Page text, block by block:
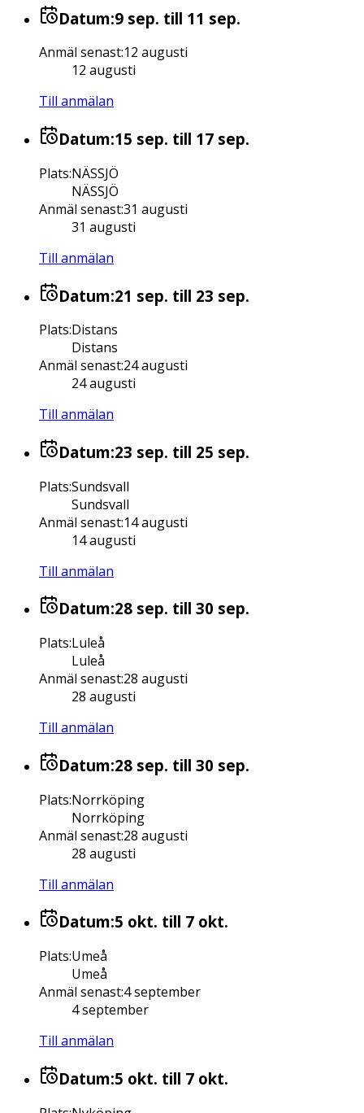
Datum:9 sep. till 11 sep.
Anmäl senast:12 augusti
12 augusti
Till anmälan
Datum:15 sep. till 17 sep.
Plats:NÄSSJÖ
NÄSSJÖ
Anmäl senast:31 augusti
31 augusti
Till anmälan
Datum:21 sep. till 23 sep.
Plats:Distans
Distans
Anmäl senast:24 augusti
24 augusti
Till anmälan
Datum:23 sep. till 25 sep.
Plats:Sundsvall
Sundsvall
Anmäl senast:14 augusti
14 augusti
Till anmälan
Datum:28 sep. till 30 sep.
Plats:Luleå
Luleå
Anmäl senast:28 augusti
28 augusti
Till anmälan
Datum:28 sep. till 30 sep.
Plats:Norrköping
Norrköping
Anmäl senast:28 augusti
28 augusti
Till anmälan
Datum:5 okt. till 7 okt.
Plats:Umeå
Umeå
Anmäl senast:4 september
4 september
Till anmälan
Datum:5 okt. till 7 okt.